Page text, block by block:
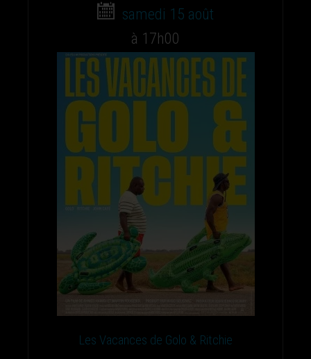
samedi 15 août
à 17h00
Les Vacances de Golo & Ritchie